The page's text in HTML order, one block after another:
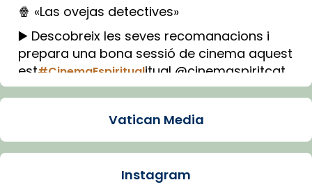
🍿 «Las ovejas detectives»
▶️ Descobreix les seves recomanacions i
prepara una bona sessió de cinema aquest
est#CinemaEspiritualitual @cinemaspiritcat
Imatge: Generada amb IA (OpenAI)
Arquebisbat de Barcelona
Vatican Media
Instagram